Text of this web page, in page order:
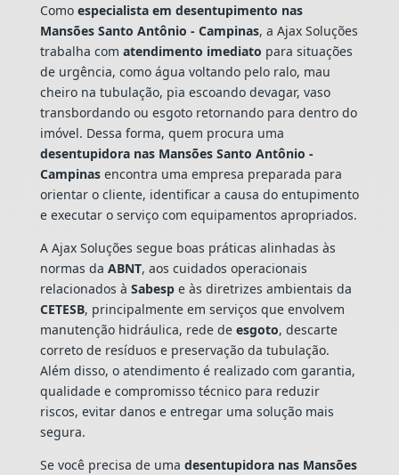
Como especialista em desentupimento nas
Mansões Santo Antônio - Campinas, a Ajax Soluções
trabalha com atendimento imediato para situações
de urgência, como água voltando pelo ralo, mau
cheiro na tubulação, pia escoando devagar, vaso
transbordando ou esgoto retornando para dentro do
imóvel. Dessa forma, quem procura uma
desentupidora nas Mansões Santo Antônio -
Campinasencontra uma empresa preparada para
orientar o cliente, identificar a causa do entupimento
e executar o serviço com equipamentos apropriados.
A Ajax Soluções segue boas práticas alinhadas às
normas da ABNT, aos cuidados operacionais
relacionados à Sabespe às diretrizes ambientais da
CETESB, principalmente em serviços que envolvem
manutenção hidráulica, rede de esgoto, descarte
correto de resíduos e preservação da tubulação.
Além disso, o atendimento é realizado com garantia,
qualidade e compromisso técnico para reduzir
riscos, evitar danos e entregar uma solução mais
segura.
Se você precisa de uma desentupidora nas Mansões